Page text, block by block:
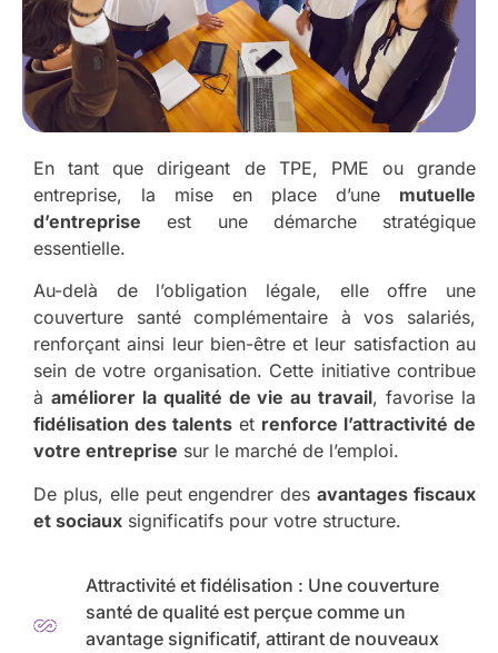
En tant que dirigeant de TPE, PME ou grande
entreprise, la mise en place d’une mutuelle
d’entreprise est une démarche stratégique
essentielle.
Au-delà de l’obligation légale, elle offre une
couverture santé complémentaire à vos salariés,
renforçant ainsi leur bien-être et leur satisfaction au
sein de votre organisation. Cette initiative contribue
à améliorer la qualité de vie au travail, favorise la
fidélisation des talents et renforce l’attractivité de
votre entreprise sur le marché de l’emploi.
De plus, elle peut engendrer desavantages fiscaux
et sociaux significatifs pour votre structure.
Attractivité et fidélisation : Une couverture
santé de qualité est perçue comme un
avantage significatif, attirant de nouveaux